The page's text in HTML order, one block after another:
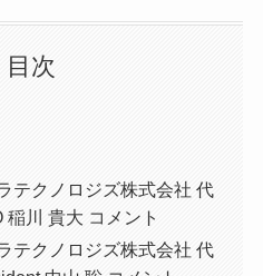
目次
テクノロジズ株式会社 代
川 貴大 コメント
テクノロジズ株式会社 代